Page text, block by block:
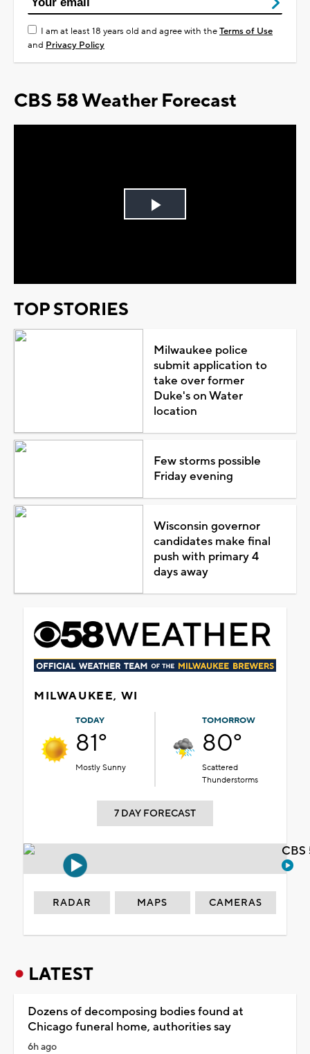
I am at least 18 years old and agree with theTerms of Use
and Privacy Policy
CBS 58 Weather Forecast
Play
TOP STORIES
Milwaukee police
submit application to
take over former
Duke's on Water
location
Few storms possible
Friday evening
Wisconsin governor
candidates make final
push with primary 4
days away
MILWAUKEE, WI
TODAY
81°
Mostly Sunny
TOMORROW
80°
Scattered
Thunderstorms
7 DAY FORECAST
RADAR MAPS CAMERAS
LATEST
Dozens of decomposing bodies found at
Chicago funeral home, authorities say
6h ago